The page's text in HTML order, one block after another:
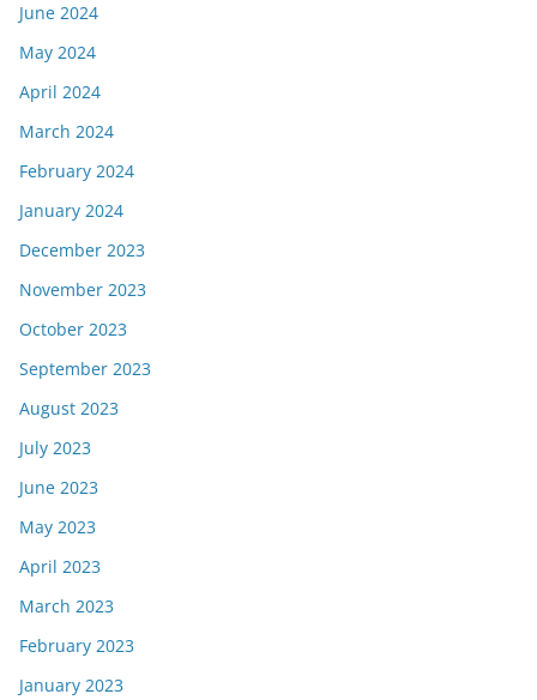
June 2024
May 2024
April 2024
March 2024
February 2024
January 2024
December 2023
November 2023
October 2023
September 2023
August 2023
July 2023
June 2023
May 2023
April 2023
March 2023
February 2023
January 2023